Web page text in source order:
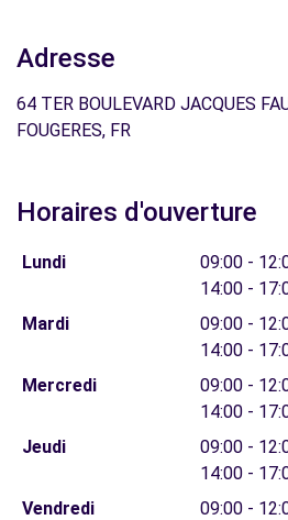
Adresse
64 TER BOULEVARD JACQUES
FOUGERES, FR
Horaires d'ouverture
Lundi
09:00 -
14:00 -
Mardi
09:00 -
14:00 -
Mercredi
09:00 -
14:00 -
Jeudi
09:00 -
14:00 -
Vendredi
09:00 -